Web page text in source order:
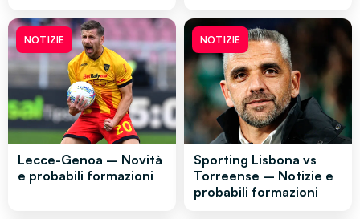
NOTIZIE
Lecce-Genoa – Novità
e probabili formazioni
NOTIZIE
Sporting Lisbona vs
Torreense – Notizie e
probabili formazioni